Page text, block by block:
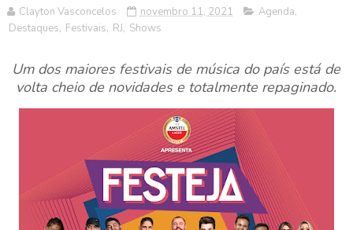
Clayton Vasconcelos novembro 11, 2021 Agenda,
Destaques, Festivais, RJ, Shows
Um dos maiores festivais de música do país está de
volta cheio de novidades e totalmente repaginado.